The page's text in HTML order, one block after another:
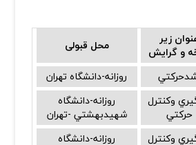
زیر
و گرایش
محل قبولی
روزانه-دانشگاه تهران
وكنترل
حركتي
روزانه-دانشگاه
شهيدبهشتي -تهران
وكنترل
روزانه-دانشگاه